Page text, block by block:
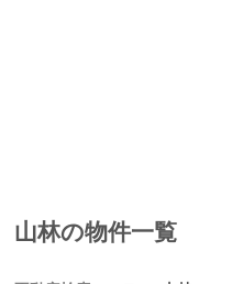
山林の物件一覧